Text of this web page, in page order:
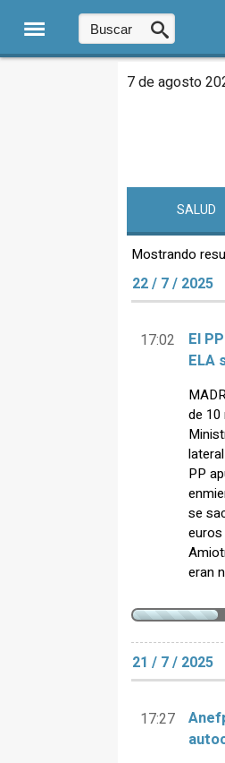
7 de agosto
SALUD
Mostrando
22 / 7 / 2025
17:02
El
ELA
de
PP
se
eran
21 / 7 / 2025
17:27